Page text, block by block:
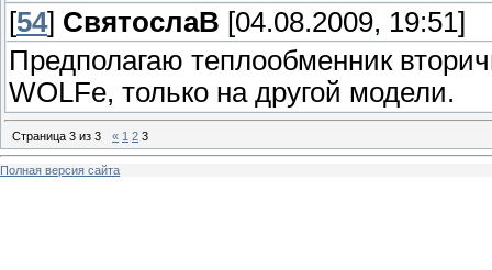
[54] СвятослаВ [04.08.2009, 19:51]
Предполагаю теплообменник
WOLFе, только на другой модели.
Страница 3 из 3 « 1 2 3
Полная версия сайта